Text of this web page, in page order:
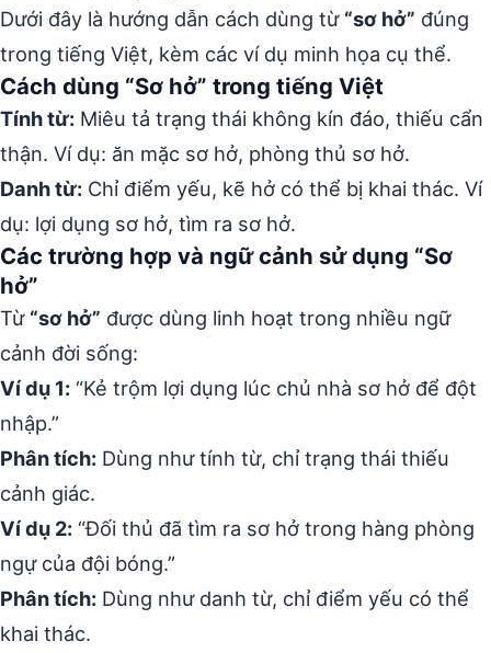
Dưới đây là hướng dẫn cách dùng từ “sơ hở” đúng
trong tiếng Việt, kèm các ví dụ minh họa cụ thể.
Cách dùng “Sơ hở” trong tiếng Việt
Tính từ: Miêu tả trạng thái không kín đáo, thiếu cẩn
thận. Ví dụ: ăn mặc sơ hở, phòng thủ sơ hở.
Danh từ: Chỉ điểm yếu, kẽ hở có thể bị khai thác. Ví
dụ: lợi dụng sơ hở, tìm ra sơ hở.
Các trường hợp và ngữ cảnh sử dụng “Sơ
hở”
Từ “sơ hở” được dùng linh hoạt trong nhiều ngữ
cảnh đời sống:
Ví dụ 1: “Kẻ trộm lợi dụng lúc chủ nhà sơ hở để đột
nhập.”
Phân tích: Dùng như tính từ, chỉ trạng thái thiếu
cảnh giác.
Ví dụ 2: “Đối thủ đã tìm ra sơ hở trong hàng phòng
ngự của đội bóng.”
Phân tích: Dùng như danh từ, chỉ điểm yếu có thể
khai thác.